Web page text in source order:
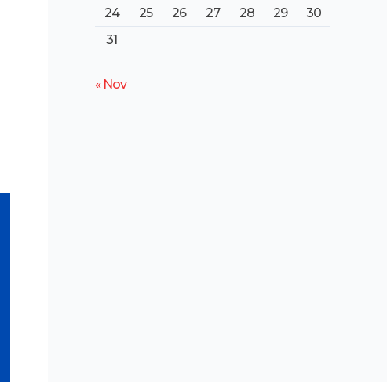
24
25 26 27 28 29
30
31
« Nov